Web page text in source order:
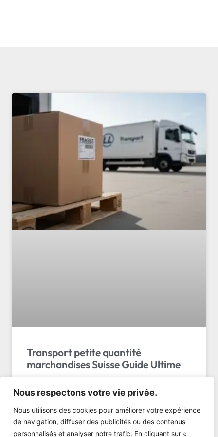
Nous respectons votre vie privée.
Nous utilisons des cookies pour améliorer votre expérience
de navigation, diffuser des publicités ou des contenus
personnalisés et analyser notre trafic. En cliquant sur «
Transport petite quantité
marchandises Suisse Guide Ultime
Transport petite quantité marchandises Suisse : La
solution économique et fiable Si vous avez tapé
« transport petite quantité marchandises suisse »,
c’est probab…